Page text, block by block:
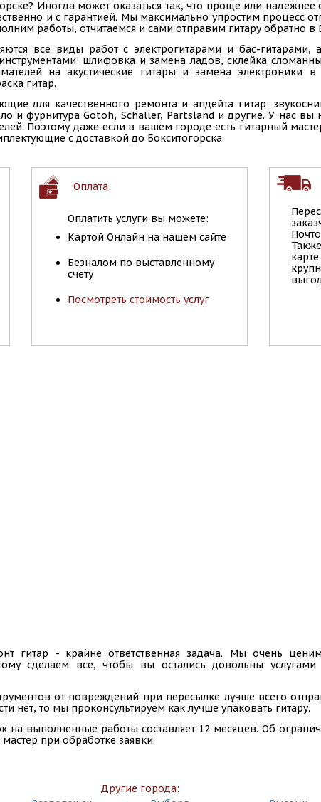
Иногда может оказаться так, что проще или надежнее
и с гарантией. Мы максимально упростим процесс
работы, отчитаемся и сами отправим гитару обратно в
все виды работ с электрогитарами и бас-гитарами,
шлифовка и замена ладов, склейка
на акустические гитары и замена электроники
гитар.
для качественного ремонта и апдейта гитар:
и фурнитура Gotoh, Schaller, Partsland и другие. У нас
Поэтому даже если в вашем городе есть гитарный
с доставкой до Бокситогорска.
Оплата
Оплатить услуги вы можете:
Картой Онлайн на нашем сайте
Безналом по выставленному
счету
Посмотреть стоимость услуг
гитар - крайне ответственная задача. Мы очень
сделаем все, чтобы вы остались довольны
от повреждений при пересылке лучше всего
нет, то мы проконсультируем как лучше упаковать гитару.
на выполненные работы составляет 12 месяцев. Об
при обработке заявки.
Другие города: